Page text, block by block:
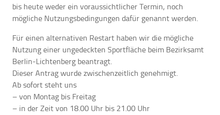
bis heute weder ein voraussichtlicher Termin, noch
mögliche Nutzungsbedingungen dafür genannt werden.
Für einen alternativen Restart haben wir die mögliche
Nutzung einer ungedeckten Sportfläche beim Bezirksamt
Berlin-Lichtenberg beantragt.
Dieser Antrag wurde zwischenzeitlich genehmigt.
Ab sofort steht uns
– von Montag bis Freitag
– in der Zeit von 18.00 Uhr bis 21.00 Uhr